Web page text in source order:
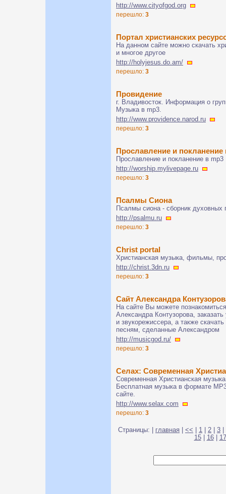
http://www.cityofgod.org
перешло: 3
Портал христианских
На данном сайте можно скачать
и многое другое
http://holyjesus.do.am/
перешло: 3
Провидение
г. Владивосток. Информация о
Музыка в mp3.
http://www.providence.narod.ru
перешло: 3
Прославление и покланение
Прославление и покланение в mp3
http://worship.mylivepage.ru
перешло: 3
Псалмы Сиона
Псалмы сиона - сборник духовных
http://psalmu.ru
перешло: 3
Сhrist portal
Христианская музыка, фильмы,
http://christ.3dn.ru
перешло: 3
Сайт Александра
На сайте Вы можете
Александра Контузорова,
и звукорежиссера, а также
песням, сделанные Александром
http://musicgod.ru/
перешло: 3
Селах: Современная
Современная Христианская
Бесплатная музыка в формате
сайте.
http://www.selax.com
перешло: 3
Страницы: | главная << 1 2 3
15| 16| 17